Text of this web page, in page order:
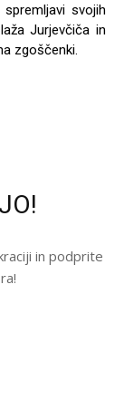
svojih
Jurjevčiča in
zgoščenki.
in podprite